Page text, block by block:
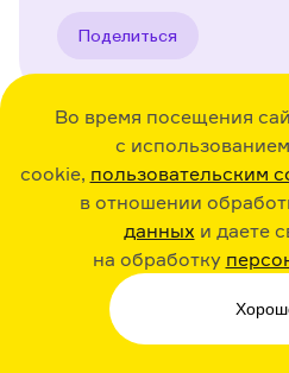
Во время посещения
с
cookie, пользовательским
в отношении
данных и даете
на обработку
Поделиться
36:30 23.12.20
Исландия. Об
ботинках с
и вулкане